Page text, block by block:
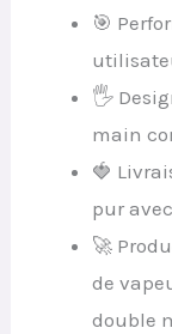
🎯
🖐
main
🍓
pur
🚀
de
double